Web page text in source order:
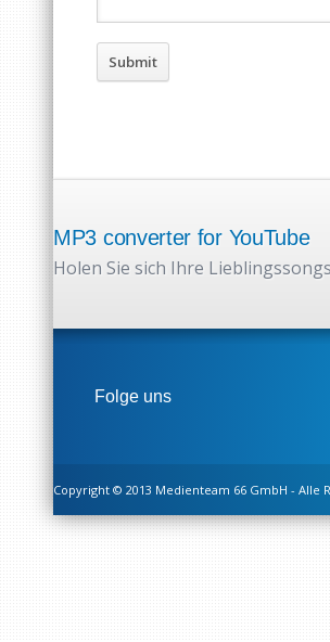
MP3 converter for YouTube
Holen Sie sich Ihre
Folge uns
Copyright © 2013 Medienteam 66 GmbH - Alle